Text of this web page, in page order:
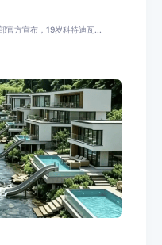
官方宣布，19岁科特迪瓦...